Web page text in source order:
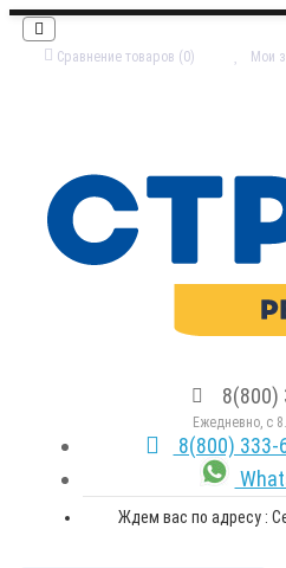
Мои
Сравнение товаров (0)
8(800)
Ежедневно, с
8(800) 333-
Ждем вас по адресу :